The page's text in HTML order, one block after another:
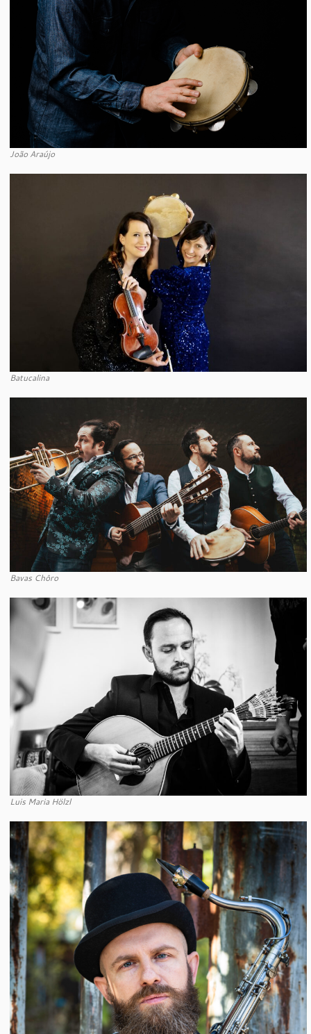
João Araújo
Batucalina
Bavas Chôro
Luis Maria Hölzl